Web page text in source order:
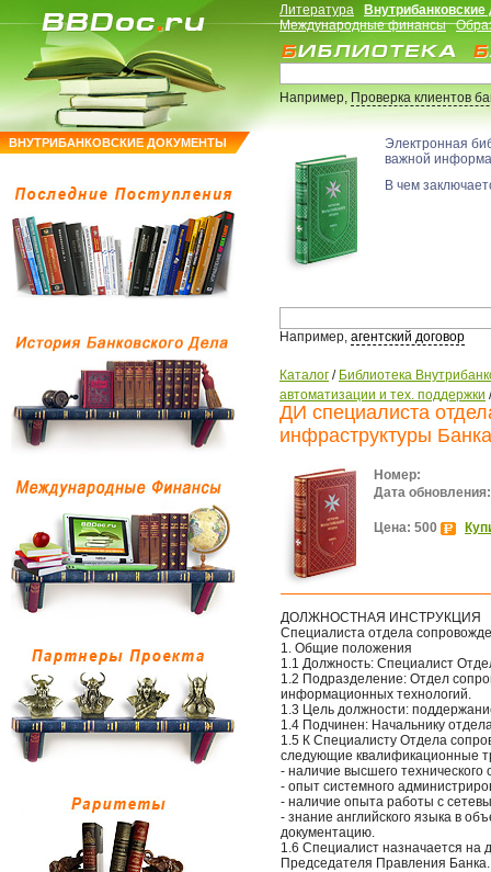
ВНУТРИБАНКОВСКИЕ ДОКУМЕНТЫ
Литература
Международные финансы
Например,Проверка клиентов
Электронная
важной
В чем
Например, агентский договор
Каталог / Библиотека
автоматизации и тех. поддержки
ДИ специалиста
инфраструктуры Банка
Номер:
Дата обновления:
Цена: 500
ДОЛЖНОСТНАЯ ИНСТРУКЦИЯ
Специалиста отдела
1. Общие положения
1.1 Должность: Специалист
1.2 Подразделение: Отдел
информационных технологий.
1.3 Цель должности:
1.4 Подчинен: Начальнику
1.5 К Специалисту Отдела
следующие квалификационные
- наличие высшего технического
- опыт системного
- наличие опыта работы с
- знание английского языка в
документацию.
1.6 Специалист назначается на
Председателя Правления Банка.